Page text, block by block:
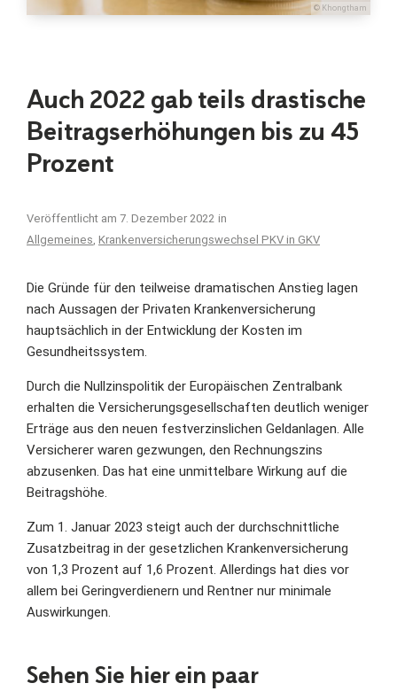
© Khongtham
Auch 2022 gab teils drastische
Beitragserhöhungen bis zu 45
Prozent
Veröffentlicht am 7. Dezember 2022 in
Allgemeines, Krankenversicherungswechsel PKV in GKV
Die Gründe für den teilweise dramatischen Anstieg lagen
nach Aussagen der Privaten Krankenversicherung
hauptsächlich in der Entwicklung der Kosten im
Gesundheitssystem.
Durch die Nullzinspolitik der Europäischen Zentralbank
erhalten die Versicherungsgesellschaften deutlich weniger
Erträge aus den neuen festverzinslichen Geldanlagen. Alle
Versicherer waren gezwungen, den Rechnungszins
abzusenken. Das hat eine unmittelbare Wirkung auf die
Beitragshöhe.
Zum 1. Januar 2023 steigt auch der durchschnittliche
Zusatzbeitrag in der gesetzlichen Krankenversicherung
von 1,3 Prozent auf 1,6 Prozent. Allerdings hat dies vor
allem bei Geringverdienern und Rentner nur minimale
Auswirkungen.
Sehen Sie hier ein paar